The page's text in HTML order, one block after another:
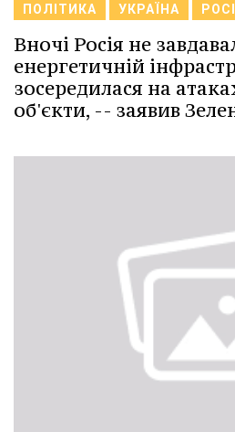
ПОЛІТИКА УКРАЇНА
Вночі Росія не
енергетичній
зосередилася на
об'єкти, -- заявив